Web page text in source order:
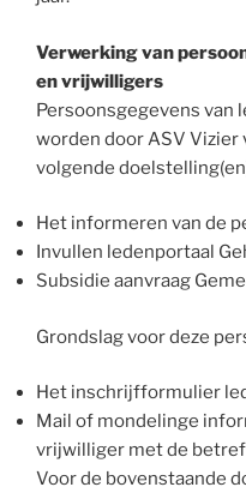
Verwerking van
en vrijwilligers
Persoonsgegevens van
worden door ASV Vizier
volgende
Het informeren van de
Invullen ledenportaal
Subsidie aanvraag
Grondslag voor deze
Het inschrijfformulier
Mail of mondelinge
vrijwilliger met de
Voor de bovenstaande